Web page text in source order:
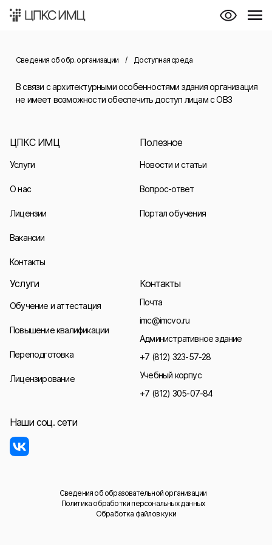
Сведения об обр. организации / Доступная среда
В связи с архитектурными особенностями здания организация
не имеет возможности обеспечить доступ лицам с ОВЗ
ЦПКС ИМЦ
Услуги
О нас
Лицензии
Вакансии
Контакты
Полезное
Новости и статьи
Вопрос-ответ
Портал обучения
Услуги
Обучение и аттестация
Повышение квалификации
Переподготовка
Лицензирование
Контакты
Почта
imc@imcvo.ru
Административное здание
+7 (812) 323-57-28
Учебный корпус
+7 (812) 305-07-84
Наши соц. сети
Сведения об образовательной организации
Политика обработки персональных данных
Обработка файлов куки